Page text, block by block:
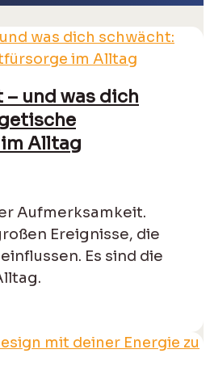
und was dich
Alltag
Aufmerksamkeit.
Ereignisse, die
Es sind die